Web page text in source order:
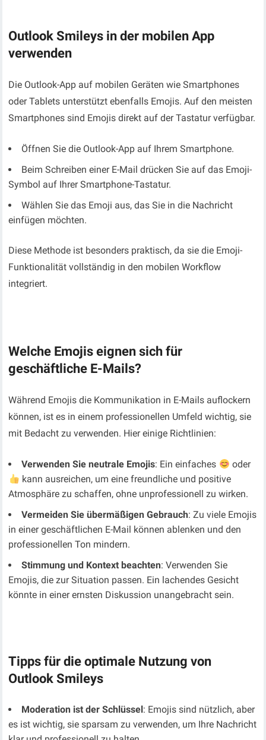
Outlook Smileys in der mobilen App
verwenden
Die Outlook-App auf mobilen Geräten wie Smartphones
oder Tablets unterstützt ebenfalls Emojis. Auf den meisten
Smartphones sind Emojis direkt auf der Tastatur verfügbar.
Öffnen Sie die Outlook-App auf Ihrem Smartphone.
Beim Schreiben einer E-Mail drücken Sie auf das Emoji-
Symbol auf Ihrer Smartphone-Tastatur.
Wählen Sie das Emoji aus, das Sie in die Nachricht
einfügen möchten.
Diese Methode ist besonders praktisch, da sie die Emoji-
Funktionalität vollständig in den mobilen Workflow
integriert.
Welche Emojis eignen sich für
geschäftliche E-Mails?
Während Emojis die Kommunikation in E-Mails auflockern
können, ist es in einem professionellen Umfeld wichtig, sie
mit Bedacht zu verwenden. Hier einige Richtlinien:
Verwenden Sie neutrale Emojis: Ein einfaches
oder
kann ausreichen, um eine freundliche und positive
Atmosphäre zu schaffen, ohne unprofessionell zu wirken.
Vermeiden Sie übermäßigen Gebrauch: Zu viele Emojis
in einer geschäftlichen E-Mail können ablenken und den
professionellen Ton mindern.
Stimmung und Kontext beachten: Verwenden Sie
Emojis, die zur Situation passen. Ein lachendes Gesicht
könnte in einer ernsten Diskussion unangebracht sein.
Tipps für die optimale Nutzung von
Outlook Smileys
Moderation ist der Schlüssel : Emojis sind nützlich, aber
es ist wichtig, sie sparsam zu verwenden, um Ihre Nachricht